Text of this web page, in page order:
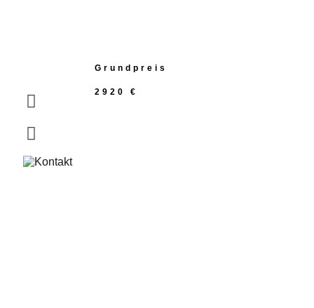
Grundpreis
2920 €